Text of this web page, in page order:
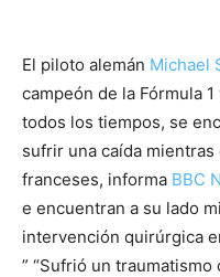
El piloto alemán Michael
campeón de la Fórmula
todos los tiempos, se
sufrir una caída
franceses, informa BBC
e encuentran a su lado
intervención quirúrgica
” “Sufrió un